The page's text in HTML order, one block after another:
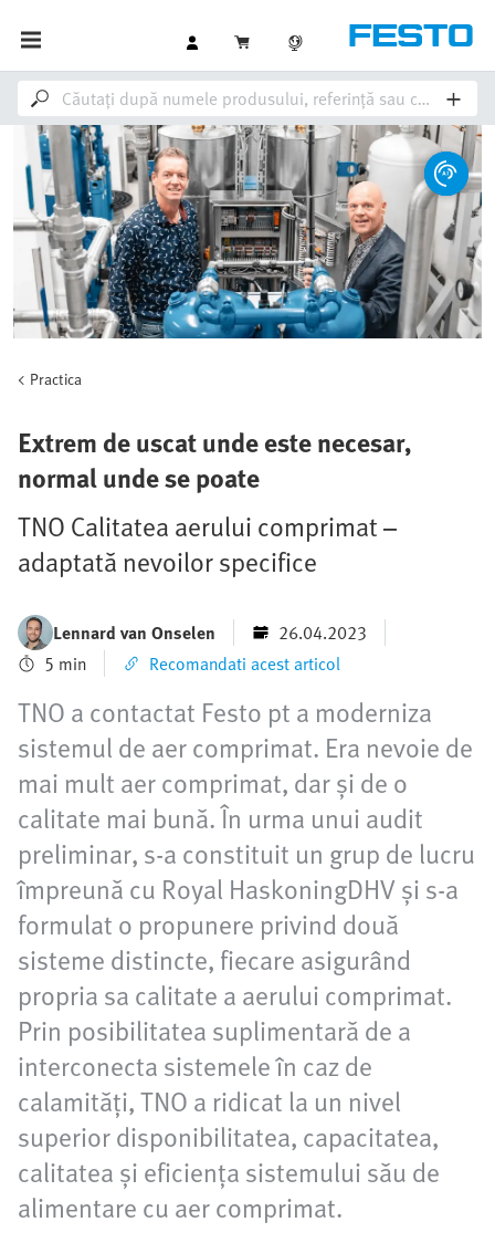
Practica
Extrem de uscat unde este necesar,
normal unde se poate
TNO Calitatea aerului comprimat –
adaptată nevoilor specifice
Lennard van Onselen
26.04.2023
5 min
Recomandati acest articol
TNO a contactat Festo pt a moderniza
sistemul de aer comprimat. Era nevoie de
mai mult aer comprimat, dar și de o
calitate mai bună. În urma unui audit
preliminar, s-a constituit un grup de lucru
împreună cu Royal HaskoningDHV și s-a
formulat o propunere privind două
sisteme distincte, fiecare asigurând
propria sa calitate a aerului comprimat.
Prin posibilitatea suplimentară de a
interconecta sistemele în caz de
calamități, TNO a ridicat la un nivel
superior disponibilitatea, capacitatea,
calitatea și eficiența sistemului său de
alimentare cu aer comprimat.